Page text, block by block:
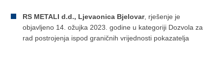
RS METALI d.d., Ljevaonica Bjelovar, rješenje je
objavljeno 14. ožujka 2023. godine u kategoriji Dozvola za
rad postrojenja ispod graničnih vrijednosti pokazatelja